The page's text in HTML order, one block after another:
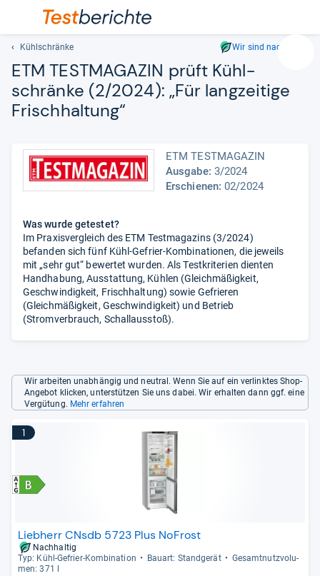
Sie
sich
Kühlschränke Wir sind nachhaltig
ETM TEST­MA­GA­ZIN prüft Kühl­
schränke (2/2024): „Für lang­zei­tige
Frisch­hal­tung“
ETM TESTMAGAZIN
Ausgabe: 3/2024
Erschienen: 02/2024
Was wurde getestet?
Im Praxisvergleich des ETM Testmagazins (3/2024)
befanden sich fünf Kühl-Gefrier-Kombinationen, die jeweils
mit „sehr gut“ bewertet wurden. Als Testkriterien dienten
Handhabung, Ausstattung, Kühlen (Gleichmäßigkeit,
Geschwindigkeit, Frischhaltung) sowie Gefrieren
(Gleichmäßigkeit, Geschwindigkeit) und Betrieb
(Stromverbrauch, Schallausstoß).
Wir arbeiten unabhängig und neutral. Wenn Sie auf ein verlinktes Shop-
Angebot klicken, unterstützen Sie uns dabei. Wir erhalten dann ggf. eine
Vergütung. Mehr erfahren
1
Liebherr CNsdb 5723 Plus NoFrost
Nachhaltig
Typ: Kühl-​Gefrier-​Kom­bi­na­tion
Bau­art: Stand­ge­rät
Gesamt­nutz­vo­lu­
men: 371 l